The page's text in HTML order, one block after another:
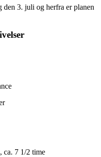
3. juli og herfra er planen
ca. 7 1/2 time